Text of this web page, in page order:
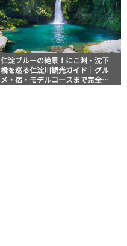
仁淀ブルーの絶景！にこ淵・沈下
橋を巡る仁淀川観光ガイド｜グル
メ・宿・モデルコースまで完全網